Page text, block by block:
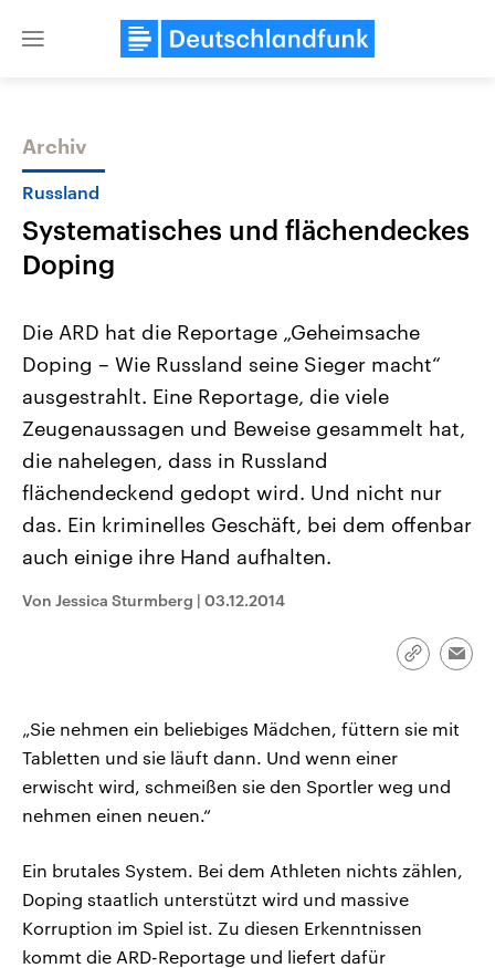
Close
Themen
Landtagswahl Sachsen-Anhalt
2026
Alle Informationen
Sachsen-Anhalt wählt am 6.
September 2026 einen neuen
Landtag. Seit 2021 wird das
Bundesland von einer Koalition aus
CDU, SPD und FDP regiert.-
Umfragen, Prognosen,
Wahlprogramme, aktuelle Berichte
und Hintergründe zu den Parteien
Wahl.
USA
Aktuelle Beiträge,
Wirtschaftlich und
gehören die Vereinigten
den mächtigsten Ländern
mit großem Einfluss auf
Sendungen Programm Podcasts
Archiv
Russland
Systematisches und flächendeckes
Doping
Die ARD hat die Reportage „Geheimsache
Doping – Wie Russland seine Sieger macht“
ausgestrahlt. Eine Reportage, die viele
Zeugenaussagen und Beweise gesammelt hat,
die nahelegen, dass in Russland
flächendeckend gedopt wird. Und nicht nur
das. Ein kriminelles Geschäft, bei dem offenbar
auch einige ihre Hand aufhalten.
Von Jessica Sturmberg | 03.12.2014
Link
„Sie nehmen ein beliebiges Mädchen, füttern sie mit
Tabletten und sie läuft dann. Und wenn einer
erwischt wird, schmeißen sie den Sportler weg und
nehmen einen neuen.“
Ein brutales System. Bei dem Athleten nichts zählen,
Doping staatlich unterstützt wird und massive
Korruption im Spiel ist. Zu diesen Erkenntnissen
kommt die ARD-Reportage und liefert dafür